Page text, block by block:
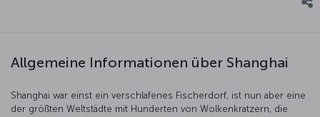
Allgemeine Informationen über Shanghai
Shanghai war einst ein verschlafenes Fischerdorf, ist nun aber eine
der größten Weltstädte mit Hunderten von Wolkenkratzern, die